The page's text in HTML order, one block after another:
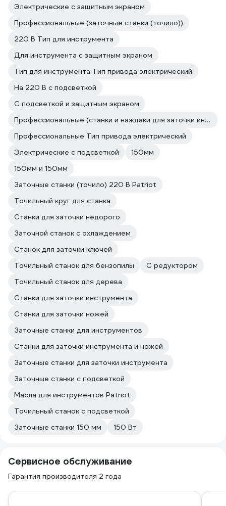
Электрические с защитным экраном
Профессиональные (заточные станки (точило))
220 В Тип для инструмента
Для инструмента с защитным экраном
Тип для инструмента Тип привода электрический
На 220 В с подсветкой
С подсветкой и защитным экраном
Профессиональные (станки и наждаки для заточки инструмента и ножей)
Профессиональные Тип привода электрический
Электрические с подсветкой
150мм
150мм и 150мм
Заточные станки (точило) 220 В Patriot
Точильный круг для станка
Станки для заточки недорого
Заточной станок с охлаждением
Станок для заточки ключей
Точильный станок для бензопилы
С редуктором
Точильный станок для дерева
Станки для заточки инструмента
Станки для заточки ножей
Заточные станки для инструментов
Станки для заточки инструмента и ножей
Заточные станки для заточки инструмента
Заточные станки с подсветкой
Масла для инструментов Patriot
Точильный станок с подсветкой
Заточные станки 150 мм
150 Вт
Сервисное обслуживание
Гарантия производителя 2 года